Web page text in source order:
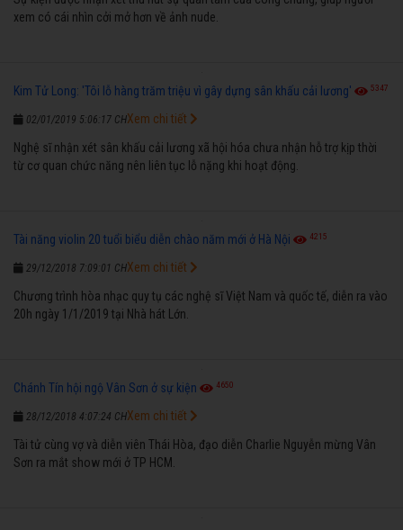
xem có cái nhìn cởi mở hơn về ảnh nude.
Kim Tử Long: 'Tôi lỗ hàng trăm triệu vì gây dựng sân khấu cải lương' 5347
02/01/2019 5:06:17 CH
Nghệ sĩ nhận xét sân khấu cải lương xã hội hóa chưa nhận hỗ trợ kịp thời
từ cơ quan chức năng nên liên tục lỗ nặng khi hoạt động.
Xem chi tiết
Tài năng violin 20 tuổi biểu diễn chào năm mới ở Hà Nội 4215
29/12/2018 7:09:01 CH
Chương trình hòa nhạc quy tụ các nghệ sĩ Việt Nam và quốc tế, diễn ra vào
20h ngày 1/1/2019 tại Nhà hát Lớn.
Xem chi tiết
Chánh Tín hội ngộ Vân Sơn ở sự kiện 4650
28/12/2018 4:07:24 CH
Tài tử cùng vợ và diễn viên Thái Hòa, đạo diễn Charlie Nguyễn mừng Vân
Sơn ra mắt show mới ở TP HCM.
Xem chi tiết